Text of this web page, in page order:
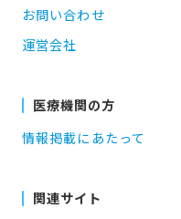
お問い合わせ
運営会社
医療機関の方
情報掲載にあたって
関連サイト